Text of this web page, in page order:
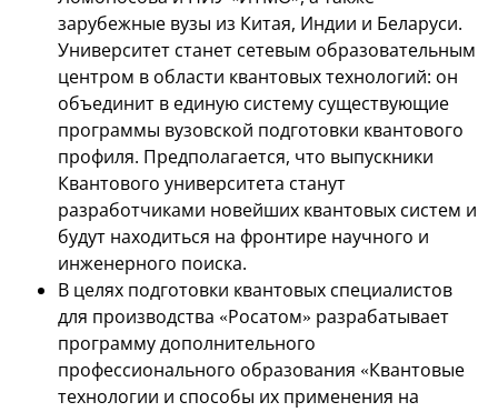
зарубежные вузы из Китая, Индии и Беларуси.
Университет станет сетевым образовательным
центром в области квантовых технологий: он
объединит в единую систему существующие
программы вузовской подготовки квантового
профиля. Предполагается, что выпускники
Квантового университета станут
разработчиками новейших квантовых систем и
будут находиться на фронтире научного и
инженерного поиска.
В целях подготовки квантовых специалистов
для производства «Росатом» разрабатывает
программу дополнительного
профессионального образования «Квантовые
технологии и способы их применения на